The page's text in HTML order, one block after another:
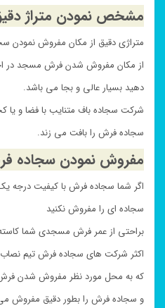
مشخص نمودن متراژ
متراژی دقیق از مکان مفروش نمودن
از مکان مفروش شدن فرش مسجد در
دهید بسیار عالی و بجا می باشد.
شرکت سجاده باف متنایب با فضا و
سجاده فرش را بافت می زند.
مفروش نمودن سجاده
اگر شما سجاده فرش با کیفیت درجه
سجاده ای را مفروش نکنید
براحتی از عمر فرش مسجدی شما
اکثر شرکت های سجاده فرش تیم
که به محل مورد نظر مفروش شدن
و سجاده فرش را بطور دقیق مفروش می